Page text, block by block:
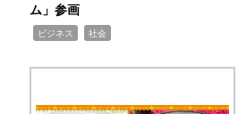
ム」参画
ビジネス 社会